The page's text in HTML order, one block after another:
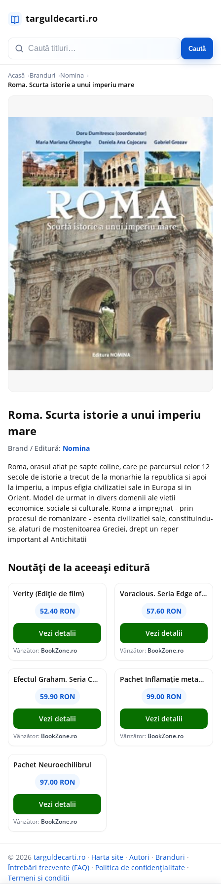
Caută
Acasă Branduri
Nomina
Roma. Scurta istorie a unui imperiu mare
Roma. Scurta istorie a unui imperiu
mare
Brand / Editură: Nomina
Roma, orasul aflat pe sapte coline, care pe parcursul celor 12
secole de istorie a trecut de la monarhie la republica si apoi
la imperiu, a impus efigia civilizatiei sale in Europa si in
Orient. Model de urmat in divers domenii ale vietii
economice, sociale si culturale, Roma a impregnat - prin
procesul de romanizare - esenta civilizatiei sale, constituindu-
se, alaturi de mostenitoarea Greciei, drept un reper
important al Antichitatii
Noutăți de la aceeași editură
Verity (Ediție de film)
52.40 RON
Vezi detalii
Vânzător: BookZone.ro
Voracious. Seria Edge of Darkness Vol.2
57.60 RON
Vezi detalii
Vânzător: BookZone.ro
Efectul Graham. Seria Campus Diaries Vol.1
59.90 RON
Vezi detalii
Vânzător: BookZone.ro
Pachet Inflamație metabolism și creier
99.00 RON
Vezi detalii
Vânzător: BookZone.ro
Pachet Neuroechilibrul
97.00 RON
Vezi detalii
Vânzător: BookZone.ro
© 2026 targuldecarti.ro · Harta site · Autori · Branduri ·
Întrebări frecvente (FAQ) · Politica de confidențialitate ·
Termeni si conditii